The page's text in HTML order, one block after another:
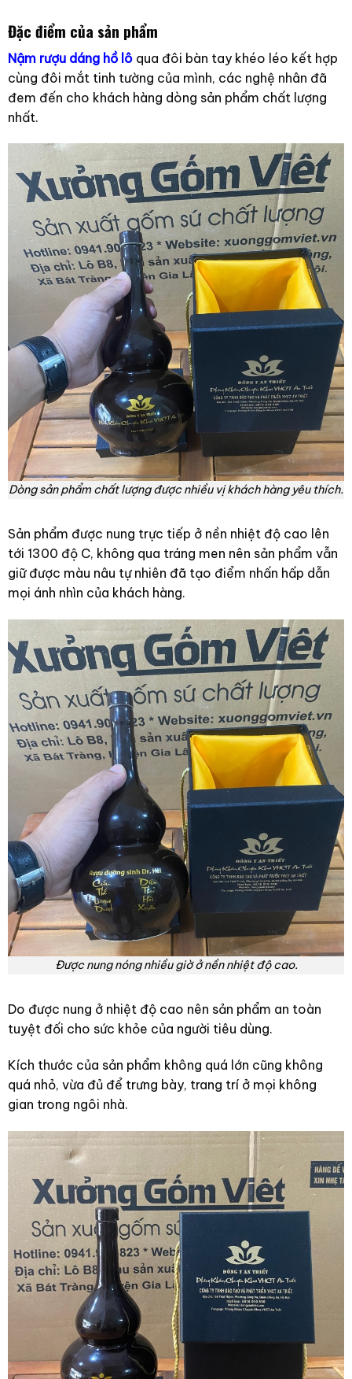
Đặc điểm của sản phẩm
Nậm rượu dáng hồ lô qua đôi bàn tay khéo léo kết hợp
cùng đôi mắt tinh tường của mình, các nghệ nhân đã
đem đến cho khách hàng dòng sản phẩm chất lượng
nhất.
Dòng sản phẩm chất lượng được nhiều vị khách hàng yêu thích.
Sản phẩm được nung trực tiếp ở nền nhiệt độ cao lên
tới 1300 độ C, không qua tráng men nên sản phẩm vẫn
giữ được màu nâu tự nhiên đã tạo điểm nhấn hấp dẫn
mọi ánh nhìn của khách hàng.
Được nung nóng nhiều giờ ở nền nhiệt độ cao.
Do được nung ở nhiệt độ cao nên sản phẩm an toàn
tuyệt đối cho sức khỏe của người tiêu dùng.
Kích thước của sản phẩm không quá lớn cũng không
quá nhỏ, vừa đủ để trưng bày, trang trí ở mọi không
gian trong ngôi nhà.